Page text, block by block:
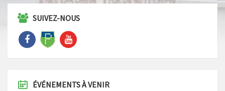
SUIVEZ-NOUS
ÉVÉNEMENTS À VENIR